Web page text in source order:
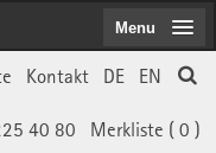
EN
DE
Kontakt
Merkliste ( 0 )
40 80
Menu